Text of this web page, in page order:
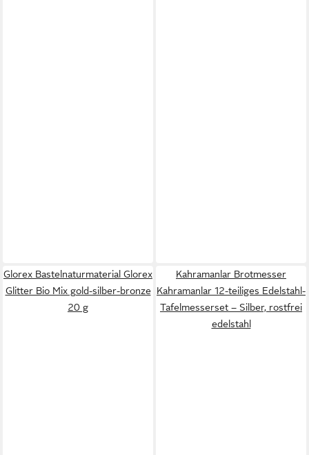
Glorex Bastelnaturmaterial Glorex
Glitter Bio Mix gold-silber-bronze
20 g
Kahramanlar Brotmesser
Kahramanlar 12-teiliges Edelstahl-
Tafelmesserset – Silber, rostfrei
edelstahl